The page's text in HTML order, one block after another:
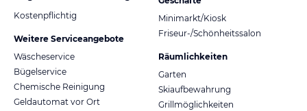
Kostenpflichtig
Weitere Serviceangebote
Wäscheservice
Bügelservice
Chemische Reinigung
Geldautomat vor Ort
Minimarkt/Kiosk
Friseur-/Schönheitssalon
Räumlichkeiten
Garten
Skiaufbewahrung
Grillmöglichkeiten